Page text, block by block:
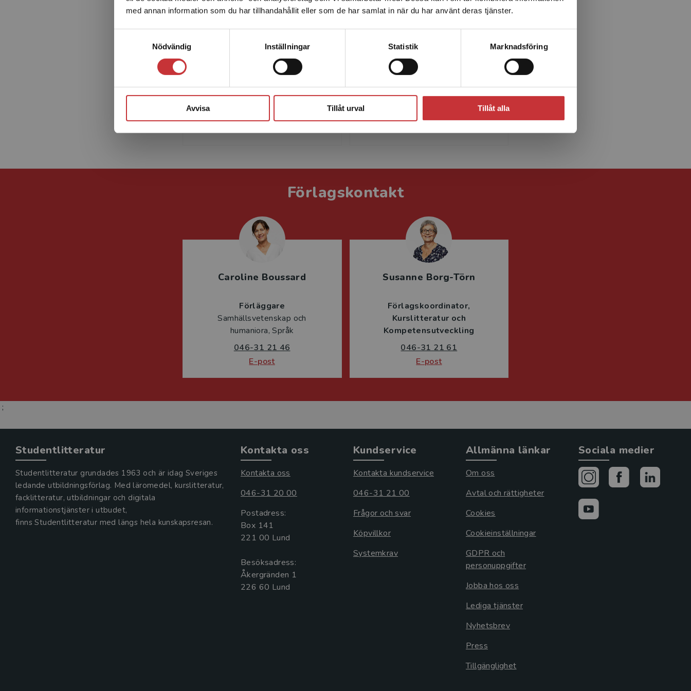
med annan information som du har tillhandahållit eller som de har samlat in när du har använt deras tjänster.
Nödvändig
Inställningar Statistik Marknadsföring
Avvisa Tillåt urval Tillåt alla
leveransadressen vara i Sverige.Läs mer
Jan Trost
Jan Trost (f.1935 avliden 2018)
var professor vid Uppsala
universitet, där han forskade i
sociologi och socialpsykologi.
Ulla Hellström Muhli
Ulla Hellström Muhli, docent i
sociologi och fil. dr. i
universitet.
Förlagskontakt
Caroline Boussard
Förläggare
Samhällsvetenskap och
humaniora, Språk
046-31 21 46
E-post
Susanne Borg-Törn
Förlagskoordinator
Kurslitteratur och
Kompetensutveckling
046-31 21 61
E-post
;
Studentlitteratur
Studentlitteratur grundades 1963 och är idag Sveriges
ledande utbildningsförlag. Med läromedel, kurslitteratur,
facklitteratur, utbildningar och digitala
informationstjänster i utbudet,
finns Studentlitteratur med längs hela kunskapsresan.
Kontakta oss
Kontakta oss
046-31 20 00
Postadress:
Box 141
221 00 Lund
Besöksadress:
Åkergränden 1
Kundservice
Kontakta kundservice
046-31 21 00
Frågor och svar
Köpvillkor
Systemkrav
Allmänna länkar
Om oss
Avtal och rättigheter
Cookies
Cookieinställningar
GDPR och
personuppgifter
Jobba hos oss
Lediga tjänster
Nyhetsbrev
Press
Tillgänglighet
Sociala medier